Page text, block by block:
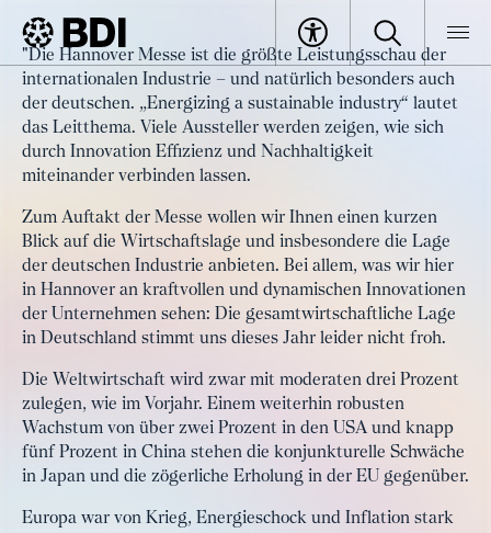
BDI Artikel
Artikel
Die gesamtwirtschaftliche Lage
stimmt uns dieses Jahr leider nicht
froh
"Die Hannover Messe ist die größte Leistungsschau der
internationalen Industrie – und natürlich besonders auch
der deutschen. „Energizing a sustainable industry“ lautet
das Leitthema. Viele Aussteller werden zeigen, wie sich
durch Innovation Effizienz und Nachhaltigkeit
miteinander verbinden lassen.
Zum Auftakt der Messe wollen wir Ihnen einen kurzen
Blick auf die Wirtschaftslage und insbesondere die Lage
der deutschen Industrie anbieten. Bei allem, was wir hier
in Hannover an kraftvollen und dynamischen Innovationen
der Unternehmen sehen: Die gesamtwirtschaftliche Lage
in Deutschland stimmt uns dieses Jahr leider nicht froh.
Die Weltwirtschaft wird zwar mit moderaten drei Prozent
zulegen, wie im Vorjahr. Einem weiterhin robusten
Wachstum von über zwei Prozent in den USA und knapp
fünf Prozent in China stehen die konjunkturelle Schwäche
in Japan und die zögerliche Erholung in der EU gegenüber.
Europa war von Krieg, Energieschock und Inflation stark